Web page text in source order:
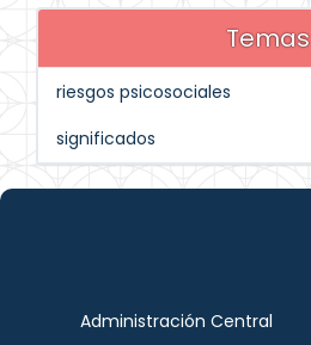
Temas
riesgos psicosociales
significados
Administración Central